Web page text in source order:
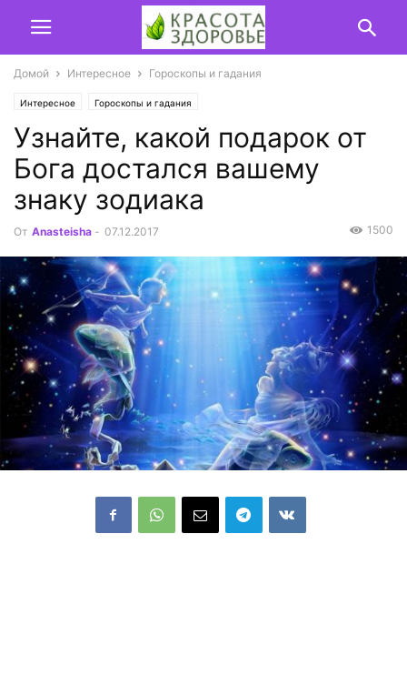
Домой Интересное Гороскопы и гадания
Интересное Гороскопы и гадания
Узнайте, какой подарок от
Бога достался вашему
знаку зодиака
От Anasteisha - 07.12.2017 1500